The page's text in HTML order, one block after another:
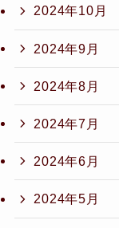
2024年10月
2024年9月
2024年8月
2024年7月
2024年6月
2024年5月